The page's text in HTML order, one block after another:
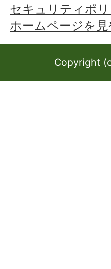
セキュリティポ
ホームページを
Copyright